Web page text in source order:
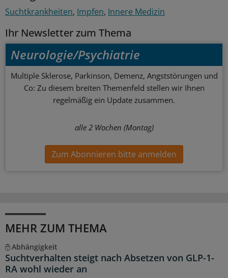
Suchtkrankheiten Impfen Innere Medizin
Ihr Newsletter zum Thema
Neurologie/Psychiatrie
Multiple Sklerose, Parkinson, Demenz, Angststörungen und
Co: Zu diesem breiten Themenfeld stellen wir Ihnen
regelmäßig ein Update zusammen.
alle 2 Wochen (Montag)
Zum Abonnieren bitte anmelden
MEHR ZUM THEMA
Abhängigkeit
Suchtverhalten steigt nach Absetzen von GLP-1-
RA wohl wieder an